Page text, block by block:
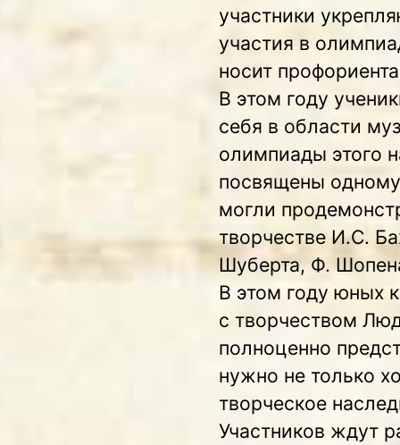
участники
участия в
носит
В этом году
себя в области
олимпиады этого
посвящены
могли
творчестве И.С.
Шуберта, Ф.
В этом году юных
с творчеством
полноценно
нужно не только
творческое
Участников ждут